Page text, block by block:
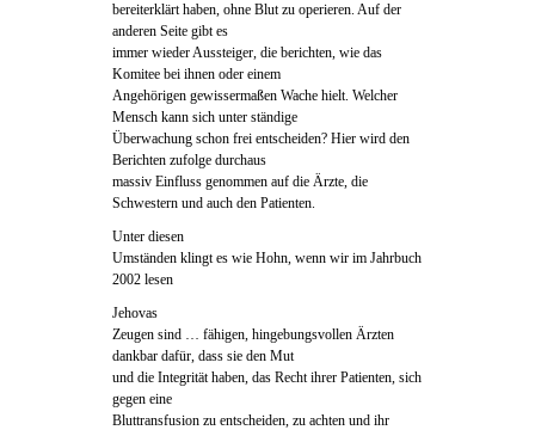
bereiterklärt haben, ohne Blut zu operieren. Auf der
anderen Seite gibt es
immer wieder Aussteiger, die berichten, wie das
Komitee bei ihnen oder einem
Angehörigen gewissermaßen Wache hielt. Welcher
Mensch kann sich unter ständige
Überwachung schon frei entscheiden? Hier wird den
Berichten zufolge durchaus
massiv Einfluss genommen auf die Ärzte, die
Schwestern und auch den Patienten.
Unter diesen
Umständen klingt es wie Hohn, wenn wir im Jahrbuch
2002 lesen
Jehovas
Zeugen sind … fähigen, hingebungsvollen Ärzten
dankbar dafür, dass sie den Mut
und die Integrität haben, das Recht ihrer Patienten, sich
gegen eine
Bluttransfusion zu entscheiden, zu achten und ihr